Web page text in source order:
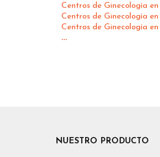
Centros de Ginecología
Centros de Ginecología
Centros de Ginecología
...
NUESTRO PRODUCTO